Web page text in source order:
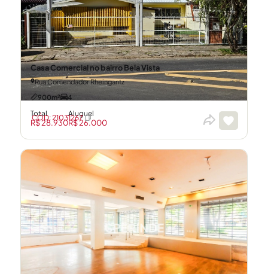
Casa Comercial no bairro Bela Vista
Rua Comendador Rheingantz
900m²
4
Total
R$ 28.930
Aluguel
R$ 26.000
CÓD: 21031267